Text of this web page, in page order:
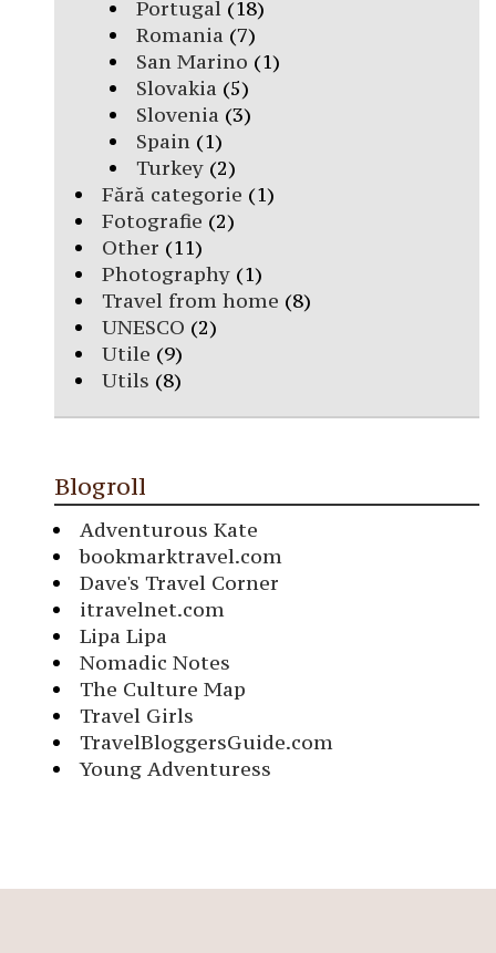
Portugal(18)
Romania (7)
San Marino (1)
Slovakia (5)
Slovenia (3)
Spain(1)
Turkey(2)
Fără categorie (1)
Fotografie (2)
Other (11)
Photography (1)
Travel from home (8)
UNESCO (2)
Utile (9)
Utils (8)
Blogroll
Adventurous Kate
bookmarktravel.com
Dave's Travel Corner
itravelnet.com
Lipa Lipa
Nomadic Notes
The Culture Map
Travel Girls
TravelBloggersGuide.com
Young Adventuress